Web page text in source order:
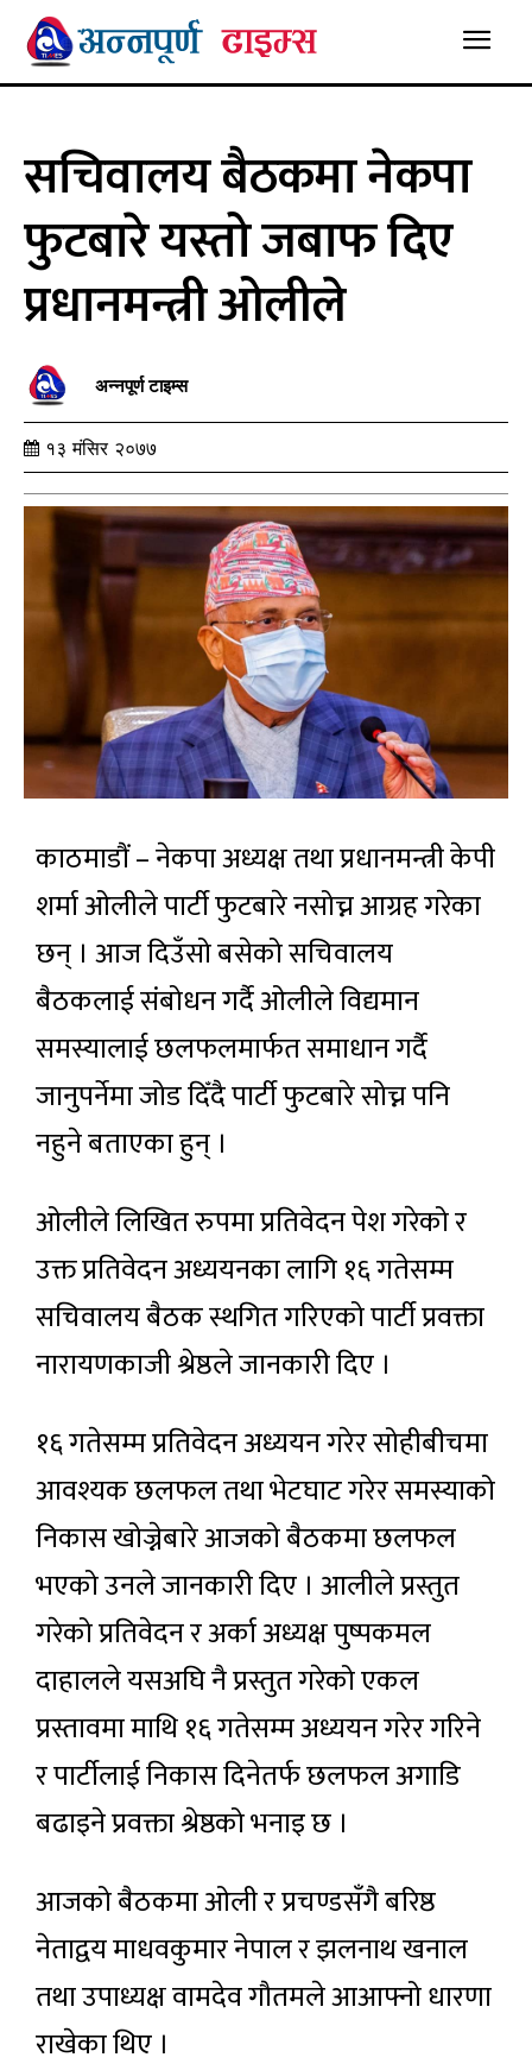
सचिवालय बैठकमा नेकपा
फुटबारे यस्तो जबाफ दिए
प्रधानमन्त्री ओलीले
अन्नपूर्ण टाइम्स
१३ मंसिर २०७७
काठमाडौं – नेकपा अध्यक्ष तथा प्रधानमन्त्री केपी
शर्मा ओलीले पार्टी फुटबारे नसोच्न आग्रह गरेका
छन् । आज दिउँसो बसेको सचिवालय
बैठकलाई संबोधन गर्दै ओलीले विद्यमान
समस्यालाई छलफलमार्फत समाधान गर्दै
जानुपर्नेमा जोड दिँदै पार्टी फुटबारे सोच्न पनि
नहुने बताएका हुन् ।
ओलीले लिखित रुपमा प्रतिवेदन पेश गरेको र
उक्त प्रतिवेदन अध्ययनका लागि १६ गतेसम्म
सचिवालय बैठक स्थगित गरिएको पार्टी प्रवक्ता
नारायणकाजी श्रेष्ठले जानकारी दिए ।
१६ गतेसम्म प्रतिवेदन अध्ययन गरेर सोहीबीचमा
आवश्यक छलफल तथा भेटघाट गरेर समस्याको
निकास खोज्नेबारे आजको बैठकमा छलफल
भएको उनले जानकारी दिए । आलीले प्रस्तुत
गरेको प्रतिवेदन र अर्का अध्यक्ष पुष्पकमल
दाहालले यसअघि नै प्रस्तुत गरेको एकल
प्रस्तावमा माथि १६ गतेसम्म अध्ययन गरेर गरिने
र पार्टीलाई निकास दिनेतर्फ छलफल अगाडि
बढाइने प्रवक्ता श्रेष्ठको भनाइ छ ।
आजको बैठकमा ओली र प्रचण्डसँगै बरिष्ठ
नेताद्वय माधवकुमार नेपाल र झलनाथ खनाल
तथा उपाध्यक्ष वामदेव गौतमले आआफ्नो धारणा
राखेका थिए ।